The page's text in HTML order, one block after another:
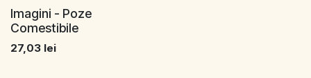
Imagini - Poze
Comestibile
27,03 lei